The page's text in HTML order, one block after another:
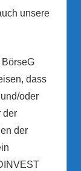
unsere
dass
oder
der
der